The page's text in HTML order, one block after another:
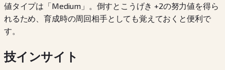
値タイプは「Medium」。倒すとこうげき +2の努力値を得ら
れるため、育成時の周回相手としても覚えておくと便利で
す。
技インサイト